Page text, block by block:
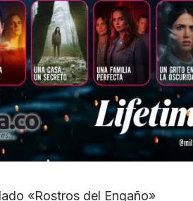
«Rostros del Engaño»